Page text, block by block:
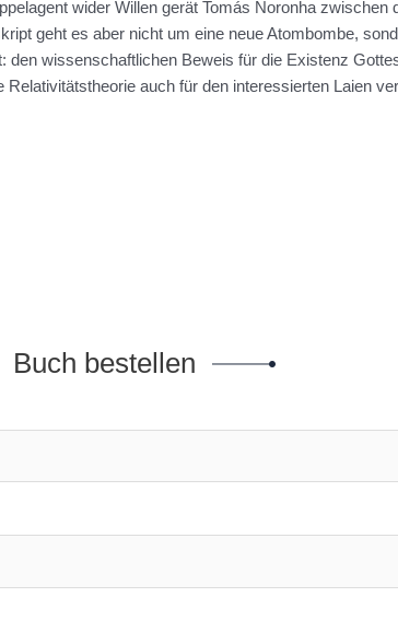
wider Willen gerät Tomás Noronha zwischen
geht es aber nicht um eine neue Atombombe,
den wissenschaftlichen Beweis für die Existenz
Relativitätstheorie auch für den interessierten Laien
Buch bestellen